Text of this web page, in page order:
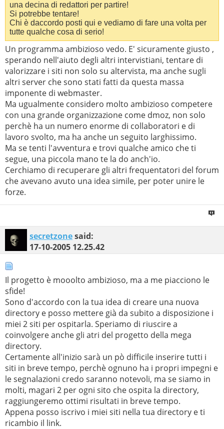
una decina di redattori per partire!
Si potrebbe tentare!
Chi è daccordo posti qui e vediamo di fare una volta per
tutte qualche cosa di serio!
Un programma ambizioso vedo. E' sicuramente giusto ,
sperando nell'aiuto degli altri intervistiani, tentare di
valorizzare i siti non solo su altervista, ma anche sugli
altri server che sono stati fatti da questa massa
imponente di webmaster.
Ma ugualmente considero molto ambizioso competere
con una grande organizzazione come dmoz, non solo
perchè ha un numero enorme di collaboratori e di
lavoro svolto, ma ha anche un seguito larghissimo.
Ma se tenti l'avventura e trovi qualche amico che ti
segue, una piccola mano te la do anch'io.
Cerchiamo di recuperare gli altri frequentatori del forum
che avevano avuto una idea simile, per poter unire le
forze.
secretzonesaid:
17-10-2005 12.25.42
Il progetto è mooolto ambizioso, ma a me piacciono le
sfide!
Sono d'accordo con la tua idea di creare una nuova
directory e posso mettere già da subito a disposizione i
miei 2 siti per ospitarla. Speriamo di riuscire a
coinvolgere anche gli atri del progetto della mega
directory.
Certamente all'inizio sarà un pò difficile inserire tutti i
siti in breve tempo, perchè ognuno ha i propri impegni e
le segnalazioni credo saranno notevoli, ma se siamo in
molti, magari 2 per ogni sito che ospita la directory,
raggiungeremo ottimi risultati in breve tempo.
Appena posso iscrivo i miei siti nella tua directory e ti
ricambio il link.